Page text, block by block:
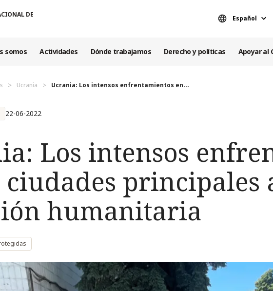
DE
Español
somos Actividades Dónde trabajamos Derecho y políticas Apoyar al
Ucrania Ucrania: Los intensos enfrentamientos en...
22-06-2022
Los intensos
ciudades principales
humanitaria